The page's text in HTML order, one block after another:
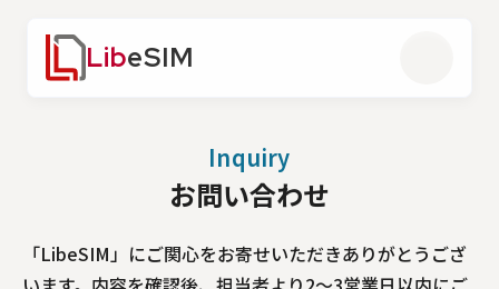
LibeSIM
Inquiry
お問い合わせ
「LibeSIM」にご関心をお寄せいただきありがとうござ